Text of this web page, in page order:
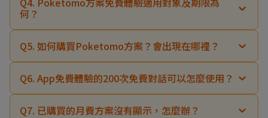
何？
Q5. 如何購買Poketomo方案？會出現在哪裡？
可購樂
Q6. App免費體驗的200次免費對話可以怎麼使用？
Q7. 已購買的月費方案沒有顯示，怎麼辦？